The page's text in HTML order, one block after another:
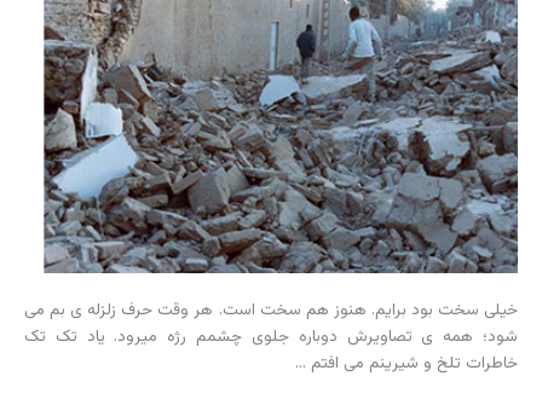
خیلی سخت بود برایم. هنوز هم سخت است. هر وقت حرف زلزله ی بم می
شود؛ همه ی تصاویرش دوباره جلوی چشمم رژه میرود. یاد تک تک
خاطرات تلخ و شیرینم می افتم …